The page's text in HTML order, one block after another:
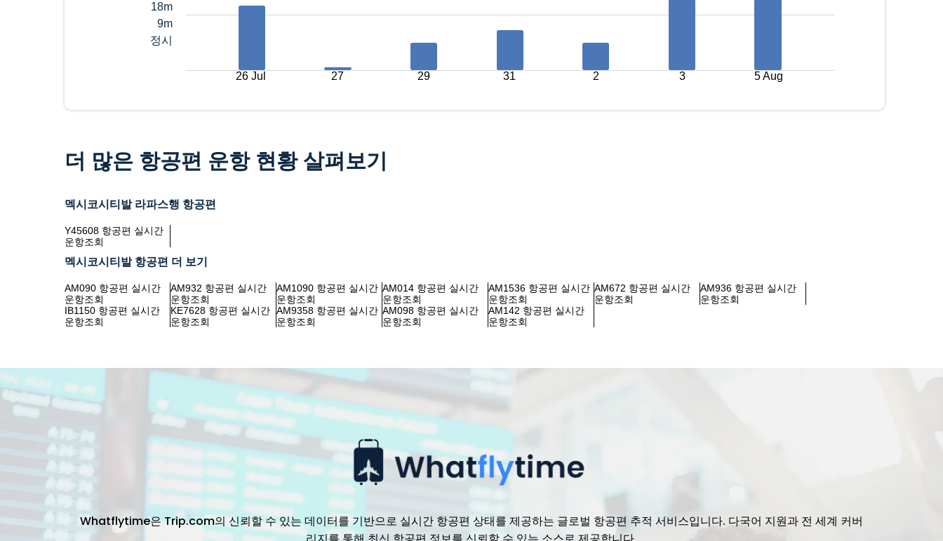
18m
9m
정시
26 Jul 27 29 31 2 3 5 Aug
더 많은 항공편 운항 현황 살펴보기
멕시코시티발 라파스행 항공편
Y45608 항공편 실시간
운항조회
멕시코시티발 항공편 더 보기
AM090 항공편 실시간
운항조회
AM932 항공편 실시간
운항조회
AM1090 항공편 실시간
운항조회
AM014 항공편 실시간
운항조회
AM1536 항공편 실시간
운항조회
AM672 항공편 실시간
운항조회
AM936 항공편 실시간
운항조회
IB1150 항공편 실시간
운항조회
KE7628 항공편 실시간
운항조회
AM9358 항공편 실시간
운항조회
AM098 항공편 실시간
운항조회
AM142 항공편 실시간
운항조회
Whatflytime은 Trip.com의 신뢰할 수 있는 데이터를 기반으로 실시간 항공편 상태를 제공하는 글로벌 항공편 추적 서비스입니다. 다국어 지원과 전 세계 커버